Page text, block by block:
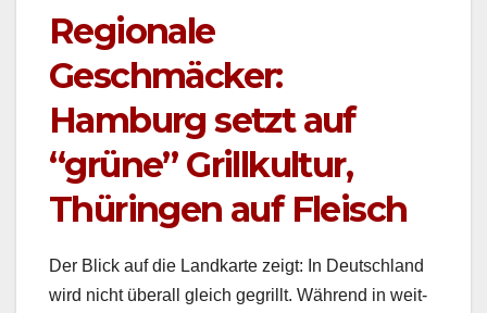
Regionale
Geschmäcker:
Hamburg setzt auf
“grüne” Grillkultur,
Thüringen auf Fleisch
Der Blick auf die Land­karte zeigt: In Deutsch­land
wird nicht über­all gle­ich gegrillt. Während in weit­